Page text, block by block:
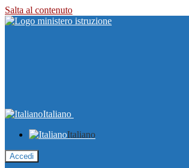
Salta al contenuto
Italiano
Italiano
Accedi